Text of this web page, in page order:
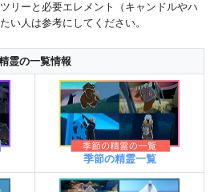
リーと必要エレメント（キャンドルやハ
い人は参考にしてください。
霊の一覧情報
季節の精霊一覧